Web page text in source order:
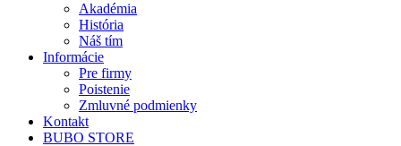
Akadémia
História
Náš tím
Informácie
Pre firmy
Poistenie
Zmluvné podmienky
Kontakt
BUBO STORE